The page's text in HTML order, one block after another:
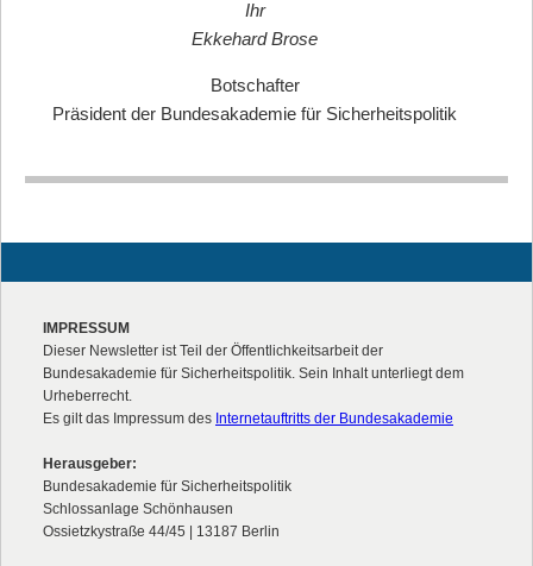
Ihr
Ekkehard Brose
Botschafter
Präsident der Bundesakademie für Sicherheitspolitik
IMPRESSUM
Dieser Newsletter ist Teil der Öffentlichkeitsarbeit der
Bundesakademie für Sicherheitspolitik. Sein Inhalt unterliegt dem
Urheberrecht.
Es gilt das Impressum des Internetauftritts der Bundesakademie
Herausgeber:
Bundesakademie für Sicherheitspolitik
Schlossanlage Schönhausen
Ossietzkystraße 44/45 | 13187 Berlin